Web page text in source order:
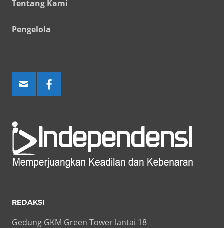
Tentang Kami
Pengelola
REDAKSI
Gedung GKM Green Tower lantai 18